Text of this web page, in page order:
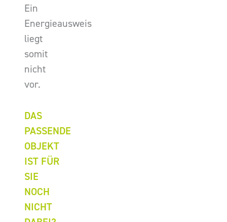
Ein
Energieausweis
liegt
somit
nicht
vor.
DAS
PASSENDE
OBJEKT
IST FÜR
SIE
NOCH
NICHT